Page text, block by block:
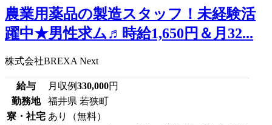
農業用薬品の製造スタッフ！未経験活
躍中★男性求ム♬時給1,650円＆月32...
株式会社BREXA Next
給与 月収例330,000円
勤務地
福井県 若狭町
寮・社宅 あり（無料）